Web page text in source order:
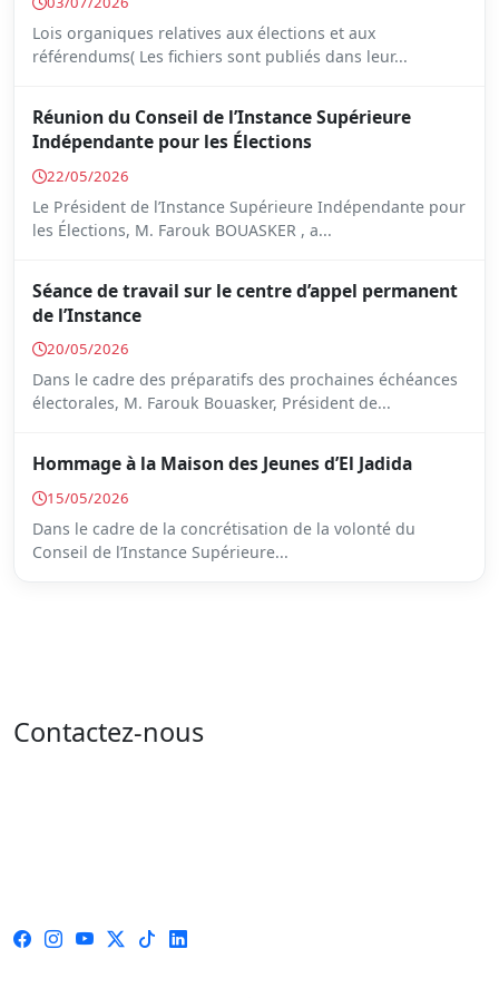
Lois organiques relatives aux élections et aux
référendums( Les fichiers sont publiés dans leur...
Réunion du Conseil de l’Instance Supérieure
Indépendante pour les Élections
22/05/2026
Le Président de l’Instance Supérieure Indépendante pour
les Élections, M. Farouk BOUASKER , a...
Séance de travail sur le centre d’appel permanent
de l’Instance
20/05/2026
Dans le cadre des préparatifs des prochaines échéances
électorales, M. Farouk Bouasker, Président de...
Hommage à la Maison des Jeunes d’El Jadida
15/05/2026
Dans le cadre de la concrétisation de la volonté du
Conseil de l’Instance Supérieure...
Contactez-nous